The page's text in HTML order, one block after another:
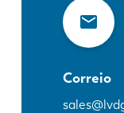
Correio